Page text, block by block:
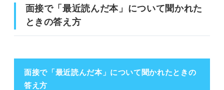
面接で「最近読んだ本」について聞かれた
ときの答え方
面接で「最近読んだ本」について聞かれたときの
答え方